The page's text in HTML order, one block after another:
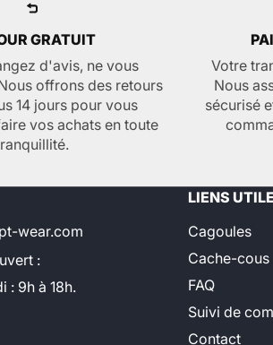
GRATUIT
d'avis, ne vous
offrons des retours
14 jours pour vous
vos achats en toute
Votre
Nous
sécurisé
wear.com
:
: 9h à 18h.
LIENS
Cagoules
Cache-cous
FAQ
Suivi de
Contact